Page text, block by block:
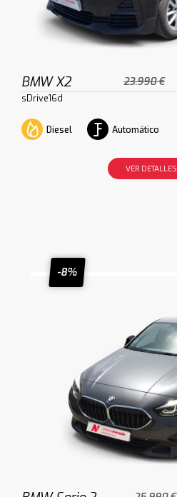
BMW X2 23.990 €
sDrive16d
Diesel Automático
VER DETALLES
-8%